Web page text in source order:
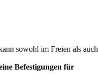
sowohl im Freien als auch
Befestigungen für